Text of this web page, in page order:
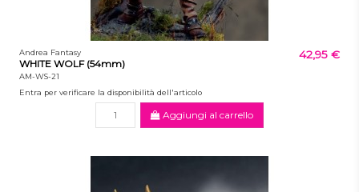
Andrea Fantasy
WHITE WOLF (54mm)
AM-WS-21
42,95 €
Entra per verificare la disponibilità dell'articolo
Aggiungi al carrello